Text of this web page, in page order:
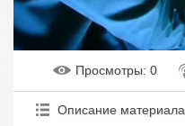
Просмотры: 0
Описание материала